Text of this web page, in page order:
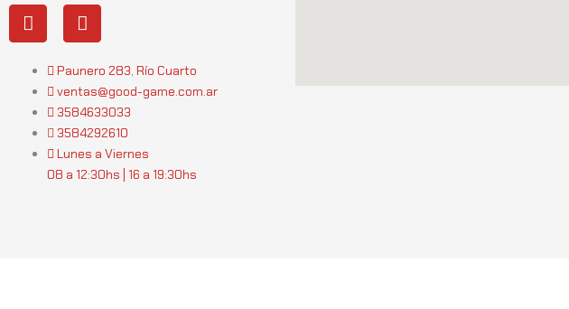
I
n
t
a
g
r
a
W
h
t
s
a
p
p
Paunero 283, Río Cuarto
ventas@good-game.com.ar
3584633033
3584292610
Lunes a Viernes
08 a 12:30hs | 16 a 19:30hs